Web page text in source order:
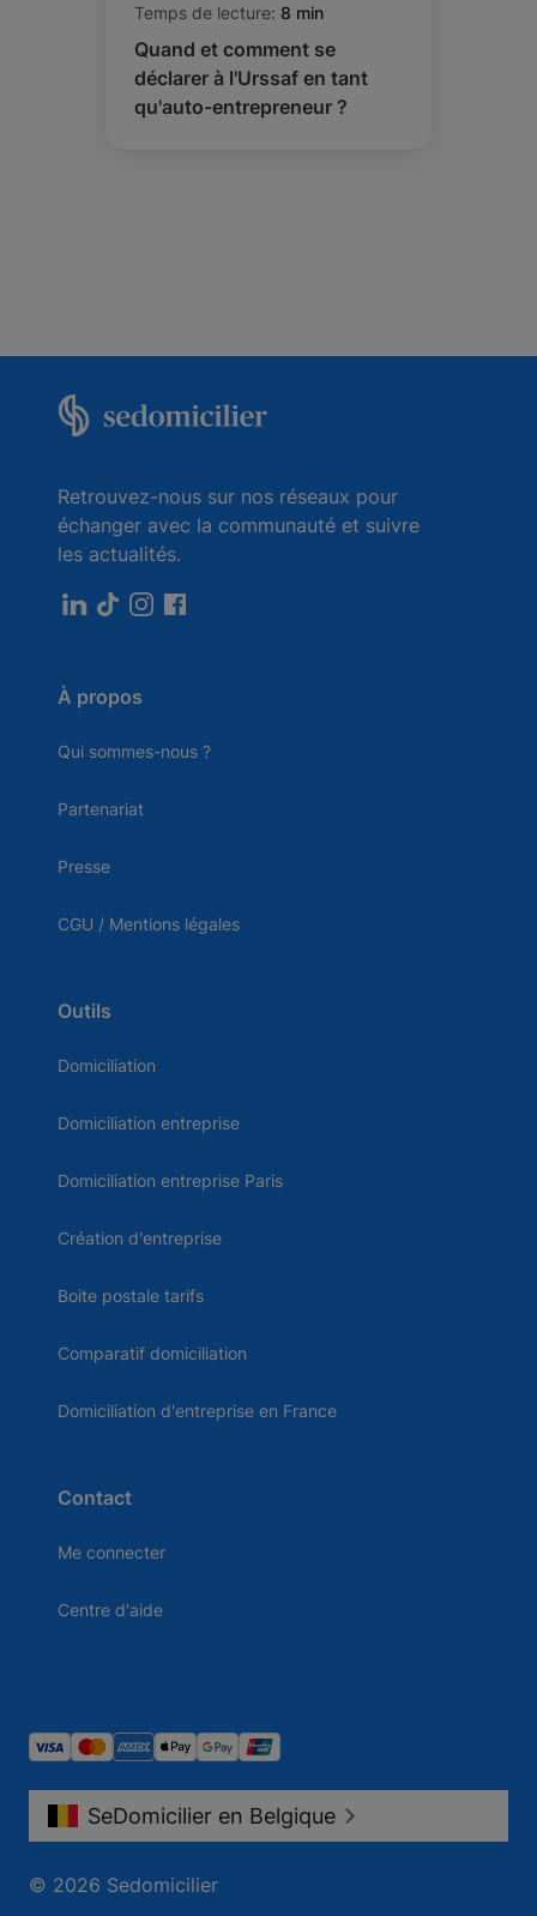
Temps de lecture: 8 min
Quand et comment se
déclarer à l'Urssaf en tant
qu'auto-entrepreneur ?
Retrouvez-nous sur nos réseaux pour
échanger avec la communauté et suivre
les actualités.
À propos
Qui sommes-nous ?
Partenariat
Presse
CGU / Mentions légales
Outils
Domiciliation
Domiciliation entreprise
Domiciliation entreprise Paris
Création d'entreprise
Boite postale tarifs
Comparatif domiciliation
Domiciliation d'entreprise en France
Contact
Me connecter
Centre d'aide
© 2026 Sedomicilier
SeDomicilier en Belgique